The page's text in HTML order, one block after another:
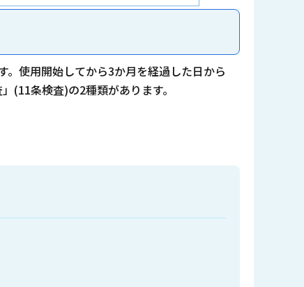
使用開始してから3か月を経過した日から
(11条検査)の2種類があります。